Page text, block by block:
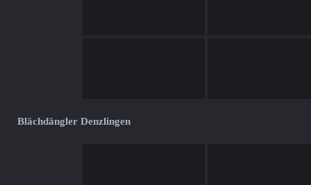
Blächdängler Denzlingen